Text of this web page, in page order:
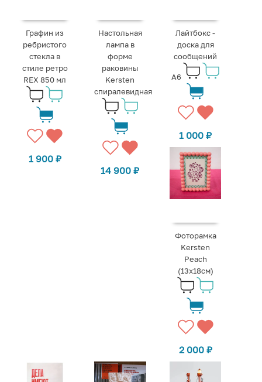
Графин из
ребристого
стекла в
стиле ретро
REX 850 мл
1 900 ₽
Настольная
лампа в
форме
раковины
Kersten
спиралевидная
14 900₽
Лайтбокс -
доска для
сообщений
А6
1 000₽
Фоторамка
Kersten
Peach
(13x18см)
2 000 ₽